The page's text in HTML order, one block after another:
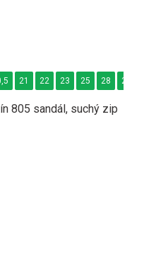
805 sandál, suchý zip
21 22 23 25 28 29